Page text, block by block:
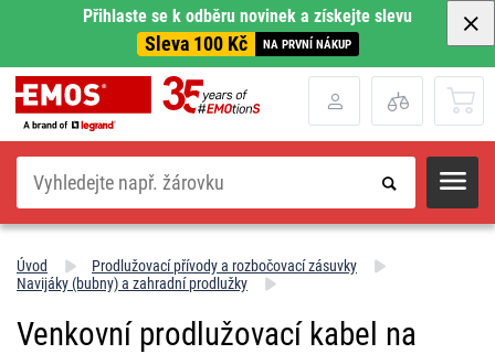
Přihlaste se k odběru novinek a získejte slevu
Sleva 100 Kč NA PRVNÍ NÁKUP
Hledat
Úvod
Prodlužovací přívody a rozbočovací zásuvky
Navijáky (bubny) a zahradní prodlužky
Venkovní prodlužovací kabel na